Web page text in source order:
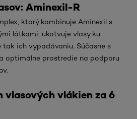
Aminexil-R
ktorý kombinuje Aminexil s
látkami, ukotvuje vlasy ku
tak ich vypadávaniu. Súčasne s
optimálne prostredie na podporu
vlasových vlákien za 6